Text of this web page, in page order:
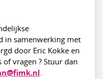
in samenwerking met
door Eric Kokke en
of vragen ? Stuur dan
.